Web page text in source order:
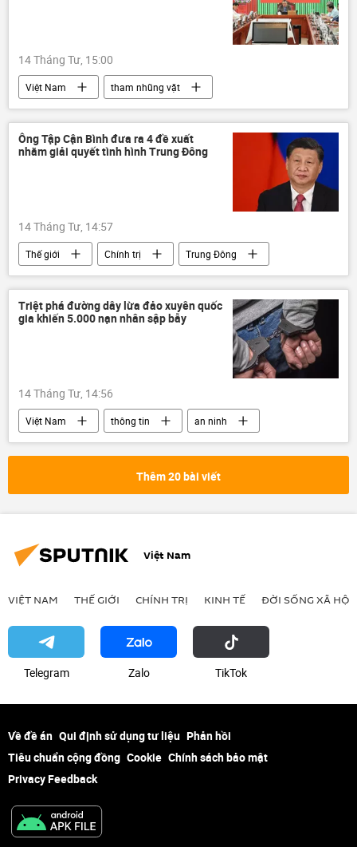
14 Tháng Tư, 15:00
Việt Nam
tham nhũng vặt
tham nhũng
Сuộc chiến chống tham nhũng ở Việt Nam
Tham ô tài sản
tham ô
Ông Tập Cận Bình đưa ra 4 đề xuất
nhằm giải quyết tình hình Trung Đông
14 Tháng Tư, 14:57
Thế giới Chính trị
Trung Đông
Trung Quốc
Iran
Hoa Kỳ
Israel
xung đột
xung đột quân sự
Tập Cận Bình
Vùng vịnh Ba Tư
Triệt phá đường dây lừa đảo xuyên quốc
gia khiến 5.000 nạn nhân sập bẫy
14 Tháng Tư, 14:56
Việt Nam thông tin
an ninh
an ninh mạng
lừa đảo
công an
Điện Biên
Pháp luật
Thêm 20 bài viết
Việt Nam
VIỆT NAM THẾ GIỚI CHÍNH TRỊ KINH TẾ ĐỜI SỐNG XÃ HỘI
Telegram Zalo ТikТоk
Về đề án Qui định sử dụng tư liệu Phản hồi
Tiêu chuẩn cộng đồng Cookie Chính sách bảo mật
Privacy Feedback